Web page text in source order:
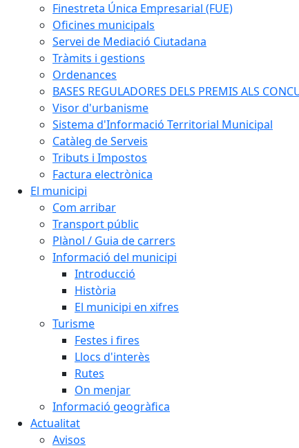
Finestreta Única Empresarial (FUE)
Oficines municipals
Servei de Mediació Ciutadana
Tràmits i gestions
Ordenances
BASES REGULADORES DELS PREMIS ALS
Visor d'urbanisme
Sistema d'Informació Territorial Municipal
Catàleg de Serveis
Tributs i Impostos
Factura electrònica
El municipi
Com arribar
Transport públic
Plànol / Guia de carrers
Informació del municipi
Introducció
Història
El municipi en xifres
Turisme
Festes i fires
Llocs d'interès
Rutes
On menjar
Informació geogràfica
Actualitat
Avisos